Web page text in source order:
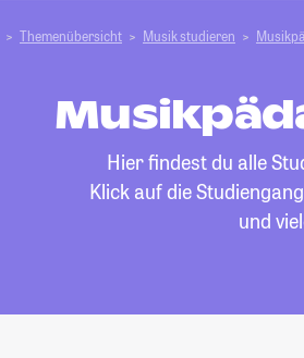
Themenübersicht Musik studieren
Hier findest du alle
Klick auf die
und